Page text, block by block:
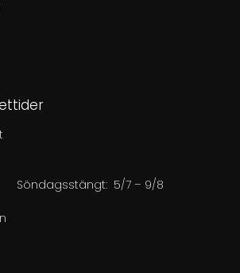
Söndagsstängt: 5/7 – 9/8